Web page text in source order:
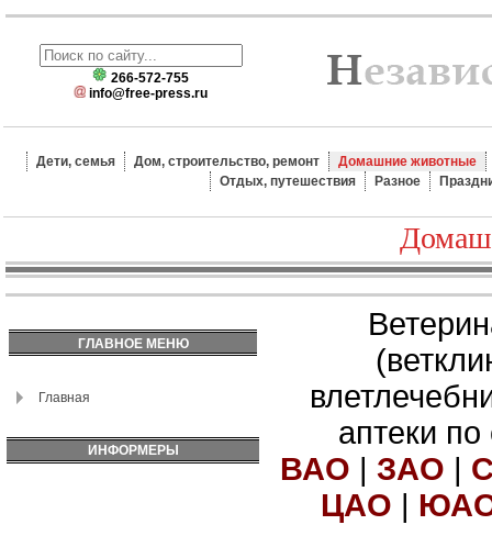
266-572-755
info@free-press.ru
Дети, семья Дом, строительство, ремонт
Домашние животные
Отдых, путешествия
Разное
ГЛАВНОЕ МЕНЮ
Главная
ИНФОРМЕРЫ
аптеки
ВАО | ЗАО |
ЦАО |